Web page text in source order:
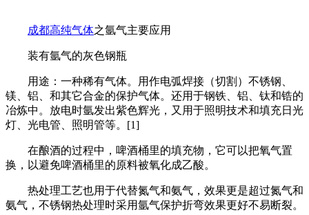
成都高纯气体之氩气主要应用
装有氩气的灰色钢瓶
用途：一种稀有气体。用作电弧焊接（切割）不锈钢、
镁、铝、和其它合金的保护气体。还用于钢铁、铝、钛和锆的
冶炼中。放电时氩发出紫色辉光，又用于照明技术和填充日光
灯、光电管、照明管等。[1]
在酿酒的过程中，啤酒桶里的填充物，它可以把氧气置
换，以避免啤酒桶里的原料被氧化成乙酸。
热处理工艺也用于代替氮气和氨气，效果更是超过氮气和
氨气，不锈钢热处理时采用氩气保护折弯效果更好不易断裂。